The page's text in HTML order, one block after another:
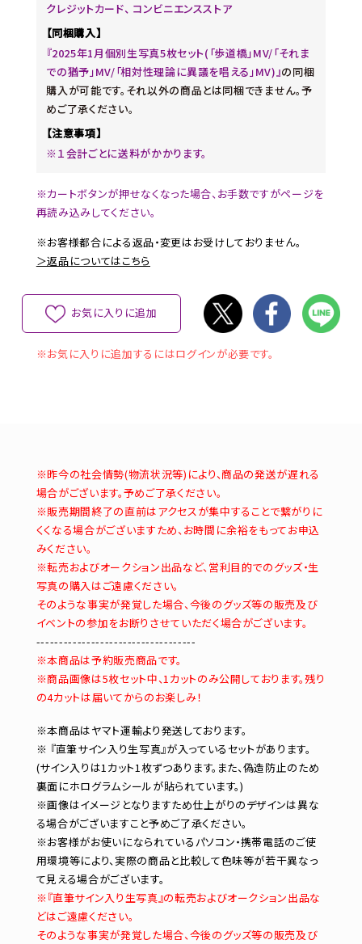
クレジットカード、 コンビニエンスストア
【同梱購入】
『2025年1月個別生写真5枚セット(「歩道橋」MV/「それま
での猶予」MV/「相対性理論に異議を唱える」MV)』の同梱
購入が可能です。それ以外の商品とは同梱できません。予
めご了承ください。
【注意事項】
※１会計ごとに送料がかかります。
※カートボタンが押せなくなった場合、お手数ですがページを
再読み込みしてください。
※お客様都合による返品・変更はお受けしておりません。
＞返品についてはこちら
お気に入りに追加
※お気に入りに追加するにはログインが必要です。
※昨今の社会情勢(物流状況等)により、商品の発送が遅れる
場合がございます。予めご了承ください。
※販売期間終了の直前はアクセスが集中することで繋がりに
くくなる場合がございますため、お時間に余裕をもってお申込
みください。
※転売およびオークション出品など、営利目的でのグッズ・生
写真の購入はご遠慮ください。
そのような事実が発覚した場合、今後のグッズ等の販売及び
イベントの参加をお断りさせていただく場合がございます。
-----------------------------------
※本商品は予約販売商品です。
※商品画像は5枚セット中、1カットのみ公開しております。残り
の4カットは届いてからのお楽しみ！
※本商品はヤマト運輸より発送しております。
※ 『直筆サイン入り生写真』が入っているセットがあります。
(サイン入りは1カット1枚ずつあります。また、偽造防止のため
裏面にホログラムシールが貼られています。)
※画像はイメージとなりますため仕上がりのデザインは異な
る場合がございますこと予めご了承ください。
※お客様がお使いになられているパソコン・携帯電話のご使
用環境等により、実際の商品と比較して色味等が若干異なっ
て見える場合がございます。
※『直筆サイン入り生写真』の転売およびオークション出品な
どはご遠慮ください。
そのような事実が発覚した場合、今後のグッズ等の販売及び